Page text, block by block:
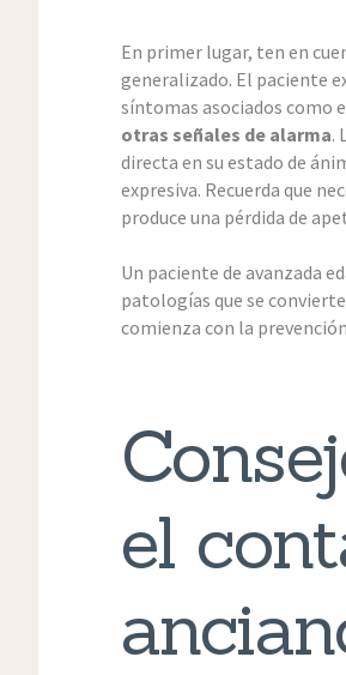
En primer lugar, ten en
generalizado. El paciente
síntomas asociados como
otras señales de alarma.
directa en su estado de
expresiva. Recuerda que
produce una pérdida de
Un paciente de avanzada
patologías que se
comienza con la
el